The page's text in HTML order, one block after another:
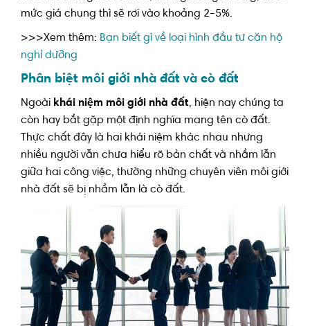
mức giá chung thì sẽ rơi vào khoảng 2-5%.
>>>Xem thêm: Bạn biết gì về loại hình đầu tư căn hộ
nghỉ dưỡng
Phân biệt môi giới nhà đất và cò đất
Ngoài khái niệm môi giới nhà đất, hiện nay chúng ta
còn hay bắt gặp một định nghĩa mang tên cò đất.
Thực chất đây là hai khái niệm khác nhau nhưng
nhiều người vẫn chưa hiểu rõ bản chất và nhầm lẫn
giữa hai công việc, thường những chuyên viên môi giới
nhà đất sẽ bị nhầm lẫn là cò đất.